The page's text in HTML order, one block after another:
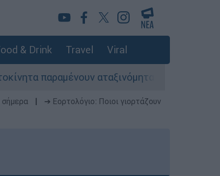
& Drink Travel Viral
αταξινόμητα - Λύση αναζητά το
➔ Εορτολόγιο: Ποιοι γιορτάζουν